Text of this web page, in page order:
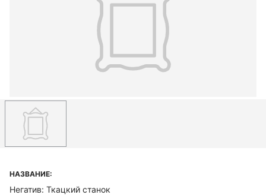
НАЗВАНИЕ:
Негатив: Ткацкий станок